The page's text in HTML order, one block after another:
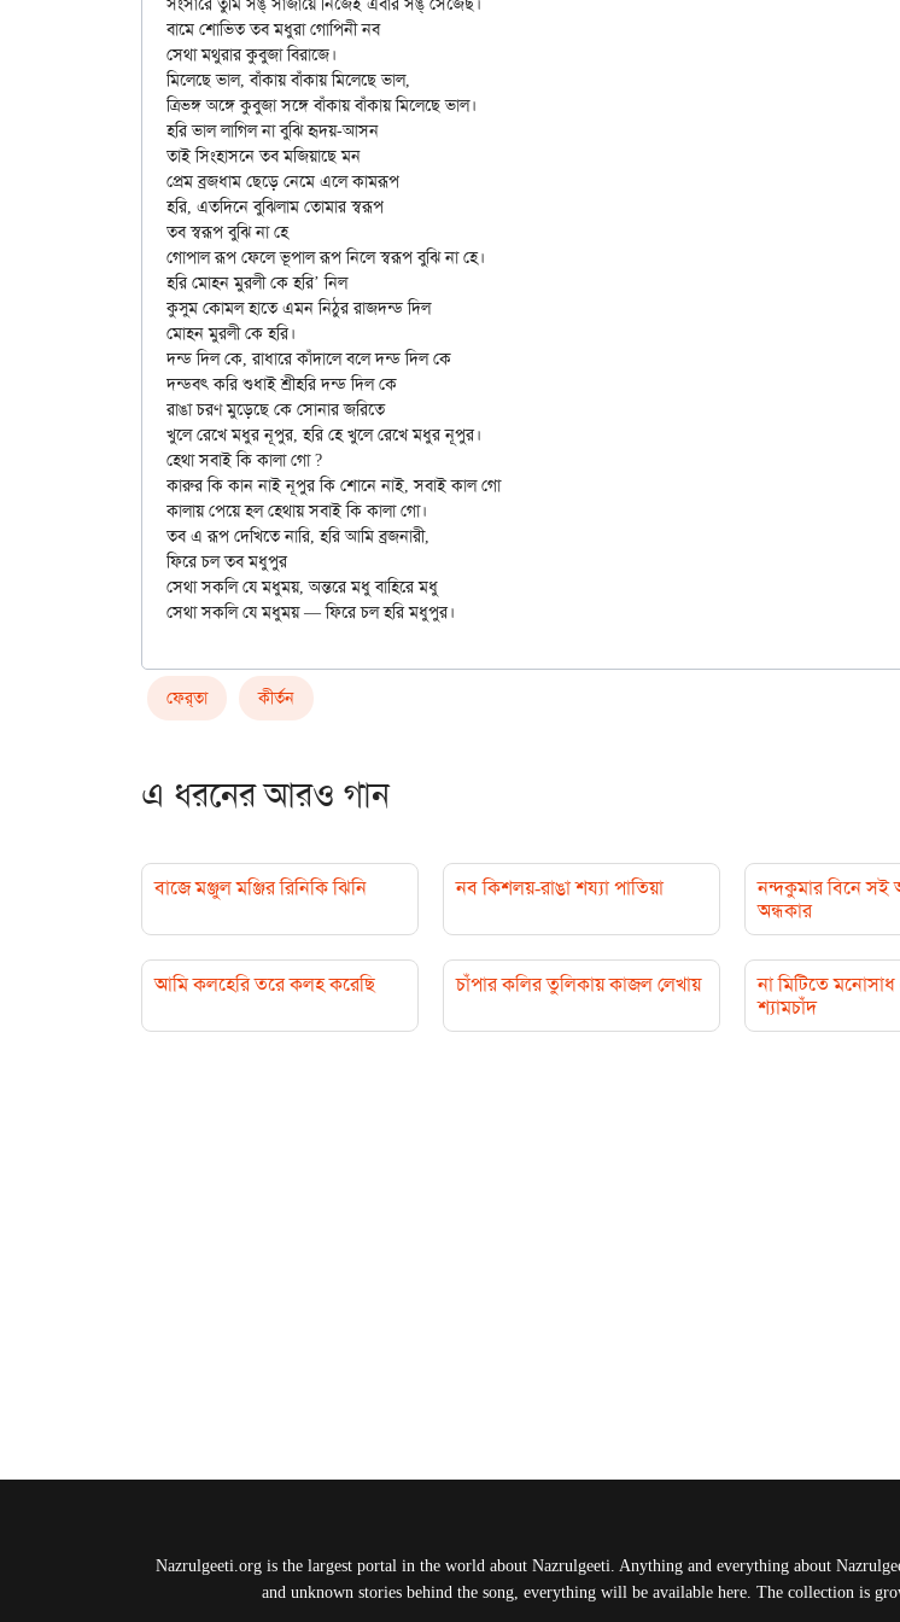
বামে শোভিত তব মধুরা গোপিনী নব
সেথা মথুরার কুবুজা বিরাজে।
মিলেছে ভাল, বাঁকায় বাঁকায় মিলেছে ভাল,
ত্রিভঙ্গ অঙ্গে কুবুজা সঙ্গে বাঁকায় বাঁকায় মিলেছে ভাল।
হরি ভাল লাগিল না বুঝি হৃদয়-আসন
তাই সিংহাসনে তব মজিয়াছে মন
প্রেম ব্রজধাম ছেড়ে নেমে এলে কামরূপ
হরি, এতদিনে বুঝিলাম তোমার স্বরূপ
তব স্বরূপ বুঝি না হে
গোপাল রূপ ফেলে ভূপাল রূপ নিলে স্বরূপ বুঝি না হে।
হরি মোহন মুরলী কে হরি’ নিল
কুসুম কোমল হাতে এমন নিঠুর রাজদন্ড দিল
মোহন মুরলী কে হরি।
দন্ড দিল কে, রাধারে কাঁদালে বলে দন্ড দিল কে
দন্ডবৎ করি শুধাই শ্রীহরি দন্ড দিল কে
রাঙা চরণ মুড়েছে কে সোনার জরিতে
খুলে রেখে মধুর নূপুর, হরি হে খুলে রেখে মধুর নূপুর।
হেথা সবাই কি কালা গো ?
কারুর কি কান নাই নূপুর কি শোনে নাই, সবাই কাল গো
কালায় পেয়ে হল হেথায় সবাই কি কালা গো।
তব এ রূপ দেখিতে নারি, হরি আমি ব্রজনারী,
ফিরে চল তব মধুপুর
সেথা সকলি যে মধুময়, অন্তরে মধু বাহিরে মধু
ফের্‌তা কীর্তন
এ ধরনের আরও গান
বাজে মঞ্জুল মঞ্জির রিনিকি ঝিনি নব কিশলয়-রাঙা শয্যা পাতিয়া
নন্দকুমার বিনে সই
অন্ধকার
আমি কলহেরি তরে কলহ করেছি চাঁপার কলির তুলিকায় কাজল লেখায়
না মিটিতে মনোসাধ
শ্যামচাঁদ
Nazrulgeeti.org is the largest portal in the world about Nazrulgeeti. Anything and everything about
and unknown stories behind the song, everything will be available here. The collection is